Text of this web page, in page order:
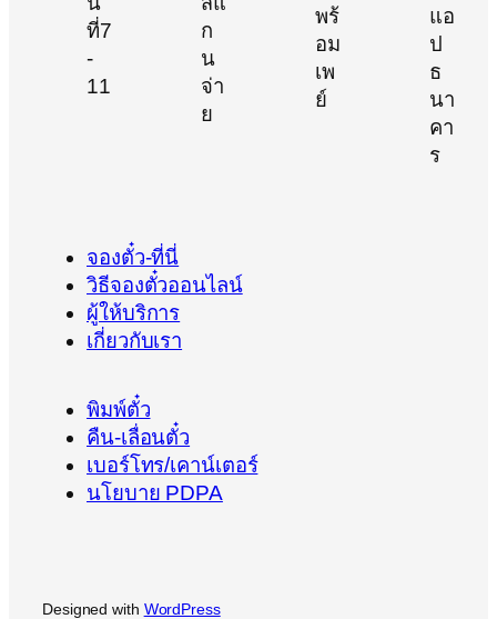
จองตั๋ว-ที่นี่
วิธีจองตั๋วออนไลน์
ผู้ให้บริการ
เกี่ยวกับเรา
พิมพ์ตั๋ว
คืน-เลื่อนตั๋ว
เบอร์โทร/เคาน์เตอร์
นโยบาย PDPA
Designed with WordPress